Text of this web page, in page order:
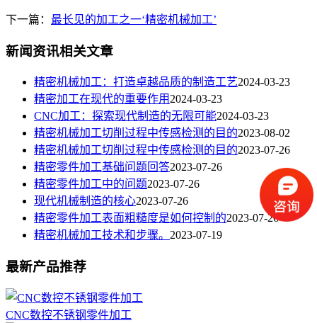
下一篇： 最长见的加工之一‘精密机械加工’
新闻资讯相关文章
​精密机械加工：打造卓越品质的制造工艺2024-03-23
精密加工在现代的重要作用 2024-03-23
CNC加工：探索现代制造的无限可能2024-03-23
精密机械加工切削过程中传感检测的目的2023-08-02
精密机械加工切削过程中传感检测的目的2023-07-26
精密零件加工基础问题回答2023-07-26
精密零件加工中的问题2023-07-26
现代机械制造的核心2023-07-26
精密零件加工表面粗糙度是如何控制的2023-07-26
精密机械加工技术和步骤。 2023-07-19
最新产品推荐
CNC数控不锈钢零件加工